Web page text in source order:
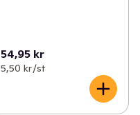
54,95 kr
5,50 kr /st